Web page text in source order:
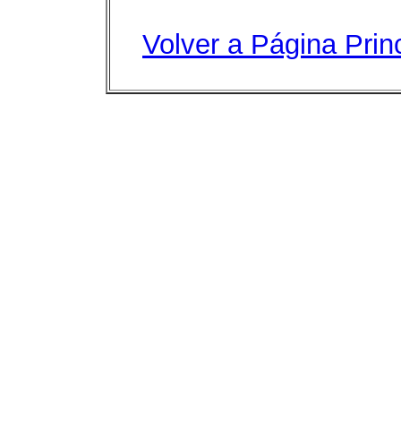
Volver a Página